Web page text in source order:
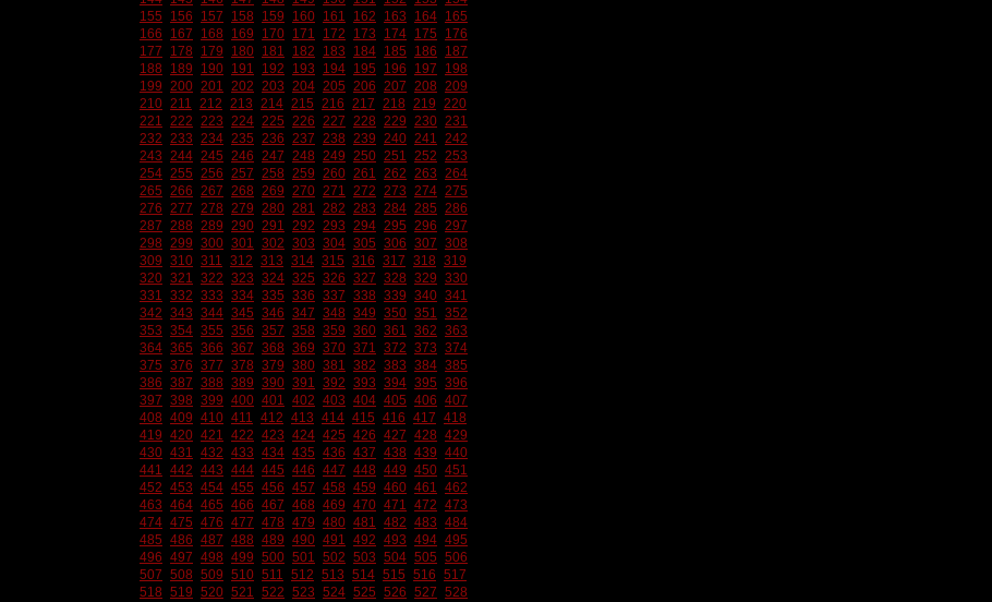
155
156 157 158 159 160 161 162 163 164 165
166
167 168 169 170 171 172 173 174 175
176
177
178 179 180 181 182 183 184 185 186
187
188
189 190 191 192 193 194 195 196 197
198
199 200 201 202 203 204 205 206 207 208 209
210 211 212 213 214 215 216 217 218 219 220
221 222 223 224 225 226 227 228 229 230 231
232 233 234 235 236 237 238 239 240 241 242
243 244 245 246 247 248 249 250 251 252 253
254 255 256 257 258 259 260 261 262 263 264
265 266 267 268 269 270 271 272 273 274 275
276 277 278 279 280 281 282 283 284 285 286
287 288 289 290 291 292 293 294 295 296 297
298 299 300 301 302 303 304 305 306 307 308
309 310 311 312 313 314 315 316 317 318 319
320 321 322 323 324 325 326 327 328 329 330
331 332 333 334 335 336 337 338 339 340 341
342 343 344 345 346 347 348 349 350 351 352
353 354 355 356 357 358 359 360 361 362 363
364 365 366 367 368 369 370 371 372 373 374
375 376 377 378 379 380 381 382 383 384 385
386 387 388 389 390 391 392 393 394 395 396
397 398 399 400 401 402 403 404 405 406 407
408 409 410 411 412 413 414 415 416 417 418
419 420 421 422 423 424 425 426 427 428 429
430 431 432 433 434 435 436 437 438 439 440
441 442 443 444 445 446 447 448 449 450 451
452 453 454 455 456 457 458 459 460 461 462
463 464 465 466 467 468 469 470 471 472 473
474 475 476 477 478 479 480 481 482 483 484
485 486 487 488 489 490 491 492 493 494 495
496 497 498 499 500 501 502 503 504 505 506
507 508 509 510 511 512 513 514 515 516 517
518 519 520 521 522 523 524 525 526 527 528